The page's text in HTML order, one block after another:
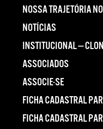
NOSSA TRAJETÓRIA
NOTÍCIAS
INSTITUCIONAL —
ASSOCIADOS
ASSOCIE-SE
FICHA CADASTRAL
FICHA CADASTRAL